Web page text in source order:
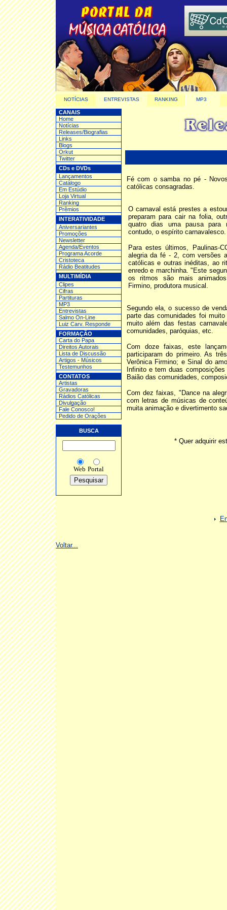
NOTÍCIAS ENTREVISTAS RANKING MP3
CANAIS
Home
Notícias
Releases/Biografias
Links
Blogs
Orkut
Twitter
CDs e DVDs
Lançamentos
Catálogo
Em Estúdio
Loja Virtual
Ranking
Prêmios
INTERATIVIDADE
Aniversariantes
Promoções
Newsletter
Agenda/Eventos
Programa Acorde
Cristoteca
Rádio Beatitudes
MULTIMÍDIA
Clipes
Cifras
Partituras
MP3
Entrevistas
Salmo On-Line
Luiz Carv. Responde
FORMAÇÃO
Carta do Papa
Direitos Autorais
Lista de Discussão
Artigos - Músicos
Testemunhos
CONTATOS
Artistas
Gravadoras
Rádios Católicas
Divulgação
Fale Conosco!
Pedido de Orações
BUSCA
Web Portal
Fé com o samba no pé -
católicas consagradas.
O carnaval está prestes a
preparam para cair na folia,
quatro dias uma pausa para
contudo, o espírito carnavalesco.
Para estes últimos, Paulinas-
alegria da fé - 2, com versões
católicas e outras inéditas, ao
enredo e marchinha. "Este
os ritmos são mais
Firmino, produtora musical.
Segundo ela, o sucesso de
parte das comunidades foi
muito além das festas
comunidades, paróquias, etc.
Com doze faixas, este
participaram do primeiro. As
Verônica Firmino; e Sinal do
Infinito e tem duas
Baião das comunidades,
Com dez faixas, "Dance na
com letras de músicas de
muita animação e divertimento
* Quer adquirir
Voltar...